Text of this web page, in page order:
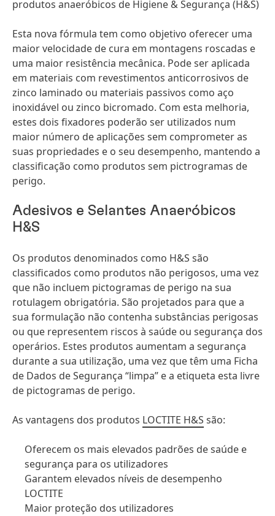
produtos anaeróbicos de Higiene & Segurança (H&S)
Esta nova fórmula tem como objetivo oferecer uma
maior velocidade de cura em montagens roscadas e
uma maior resistência mecânica. Pode ser aplicada
em materiais com revestimentos anticorrosivos de
zinco laminado ou materiais passivos como aço
inoxidável ou zinco bicromado. Com esta melhoria,
estes dois fixadores poderão ser utilizados num
maior número de aplicações sem comprometer as
suas propriedades e o seu desempenho, mantendo a
classificação como produtos sem pictrogramas de
perigo.
Adesivos e Selantes Anaeróbicos
H&S
Os produtos denominados como H&S são
classificados como produtos não perigosos, uma vez
que não incluem pictogramas de perigo na sua
rotulagem obrigatória. São projetados para que a
sua formulação não contenha substâncias perigosas
ou que representem riscos à saúde ou segurança dos
operários. Estes produtos aumentam a segurança
durante a sua utilização, uma vez que têm uma Ficha
de Dados de Segurança “limpa” e a etiqueta esta livre
de pictogramas de perigo.
As vantagens dos produtos LOCTITE H&S são:
Oferecem os mais elevados padrões de saúde e
segurança para os utilizadores
Garantem elevados níveis de desempenho
LOCTITE
Maior proteção dos utilizadores